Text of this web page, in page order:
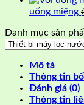
uống miệng
Danh mục sản
Mô tả
Thông tin
Đánh giá (0)
Thông tin